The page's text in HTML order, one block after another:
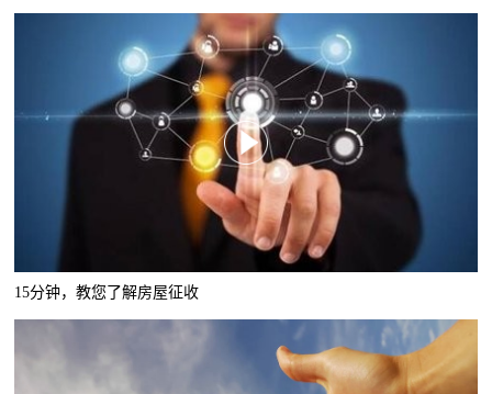
15分钟，教您了解房屋征收